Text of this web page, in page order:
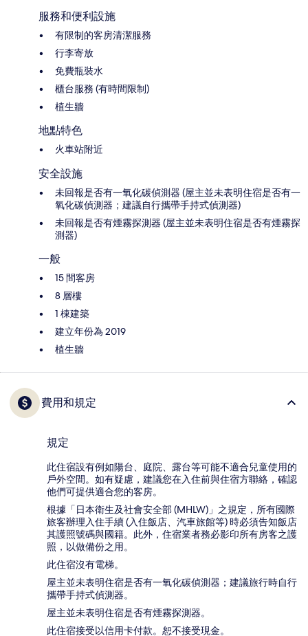
服務和便利設施
有限制的客房清潔服務
行李寄放
免費瓶裝水
櫃台服務 (有時間限制)
植生牆
地點特色
火車站附近
安全設施
未回報是否有一氧化碳偵測器 (屋主並未表明住宿是否有一
氧化碳偵測器；建議自行攜帶手持式偵測器)
未回報是否有煙霧探測器 (屋主並未表明住宿是否有煙霧探
測器)
一般
15 間客房
8 層樓
1 棟建築
建立年份為 2019
植生牆
費用和規定
規定
此住宿設有例如陽台、庭院、露台等可能不適合兒童使用的
戶外空間。如有疑慮，建議您在入住前與住宿方聯絡，確認
他們可提供適合您的客房。
根據「日本衛生及社會安全部 (MHLW)」之規定，所有國際
旅客辦理入住手續 (入住飯店、汽車旅館等) 時必須告知飯店
其護照號碼與國籍。此外，住宿業者務必影印所有房客之護
照，以做備份之用。
此住宿沒有電梯。
屋主並未表明住宿是否有一氧化碳偵測器；建議旅行時自行
攜帶手持式偵測器。
屋主並未表明住宿是否有煙霧探測器。
此住宿接受以信用卡付款。恕不接受現金。